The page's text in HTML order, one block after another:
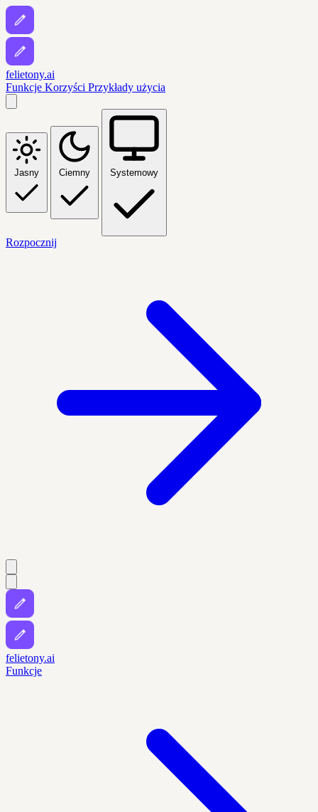
felietony.ai
Funkcje Korzyści Przykłady użycia
Jasny Ciemny Systemowy
Rozpocznij
felietony.ai
Funkcje